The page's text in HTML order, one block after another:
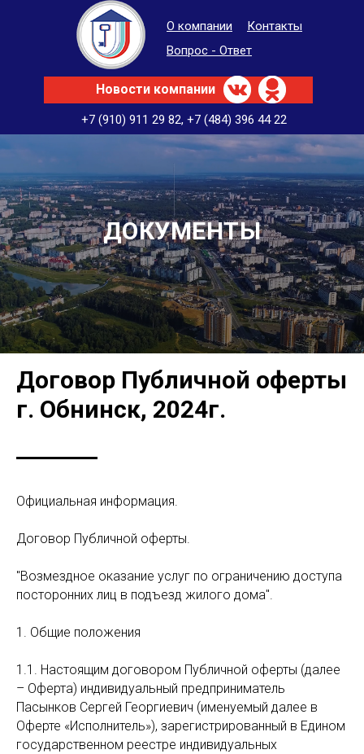
+7 (910) 911 29 82, +7 (484) 396 44 22
Новости компании
О компании
Вопрос - Ответ
Контакты
ДОКУМЕНТЫ
Договор Публичной оферты
г. Обнинск, 2024г.
Официальная информация.
Договор Публичной оферты.
"Возмездное оказание услуг по ограничению доступа
посторонних лиц в подъезд жилого дома".
1. Общие положения
1.1. Настоящим договором Публичной оферты (далее
– Оферта) индивидуальный предприниматель
Пасынков Сергей Георгиевич (именуемый далее в
Оферте «Исполнитель»), зарегистрированный в Едином
государственном реестре индивидуальных